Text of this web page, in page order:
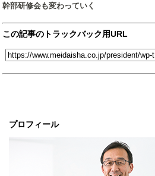
プロフィール
幹部研修会も変わっていく
この記事のトラックバック用URL